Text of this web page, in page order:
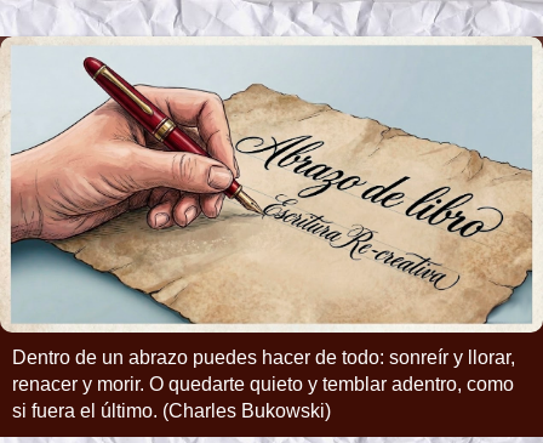
Dentro de un abrazo puedes hacer de todo: sonreír y llorar,
renacer y morir. O quedarte quieto y temblar adentro, como
si fuera el último. (Charles Bukowski)